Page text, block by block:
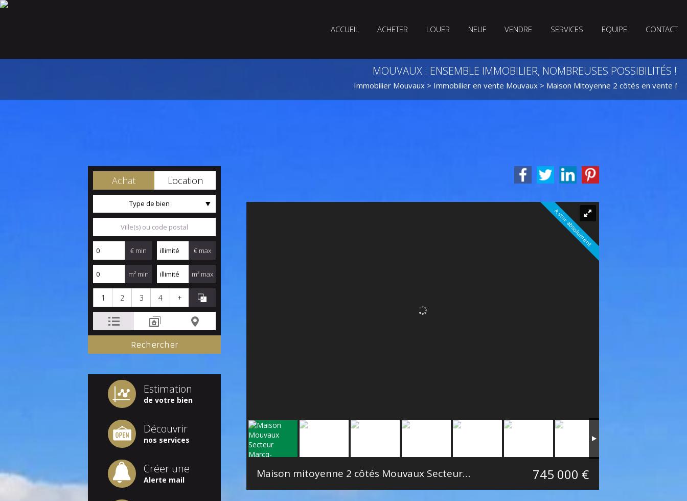
ACCUEIL ACHETER LOUER NEUF VENDRE SERVICES EQUIPE CONTACT
MOUVAUX : ENSEMBLE IMMOBILIER, NOMBREUSES POSSIBILITÉS !
Immobilier Mouvaux > Immobilier en vente Mouvaux > Maison Mitoyenne 2 côtés en vente
Achat Location
Type de bien
€ min € max
m² min m² max
1 2 3 4 +
Estimation
de votre bien
Découvrir
nos services
Créer une
Alerte mail
A voir absolument
Maison mitoyenne 2 côtés Mouvaux Secteur Marcq-Wasquehal-Mouvaux 745 000 €